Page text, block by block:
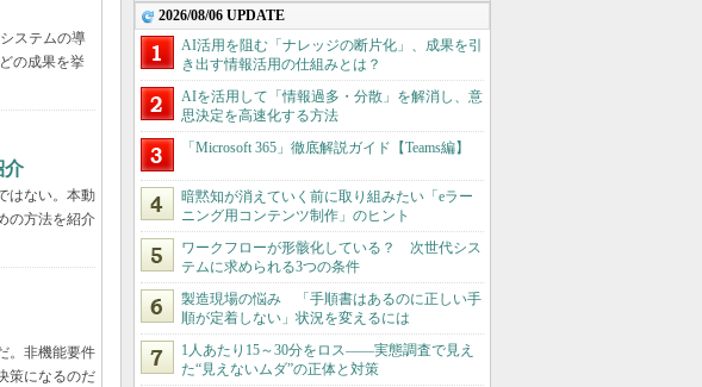
ステムの導
の成果を挙
介
はない。本動
の方法を紹介
。非機能要件
策になるのだ
2026/08/06 UPDATE
AI活用を阻む「ナレッジの断片化」、成果を引
き出す情報活用の仕組みとは？
AIを活用して「情報過多・分散」を解消し、意
思決定を高速化する方法
「Microsoft 365」徹底解説ガイド【Teams編】
暗黙知が消えていく前に取り組みたい「eラー
ニング用コンテンツ制作」のヒント
ワークフローが形骸化している？ 次世代シス
テムに求められる3つの条件
製造現場の悩み 「手順書はあるのに正しい手
順が定着しない」状況を変えるには
1人あたり15～30分をロス――実態調査で見え
た“見えないムダ”の正体と対策